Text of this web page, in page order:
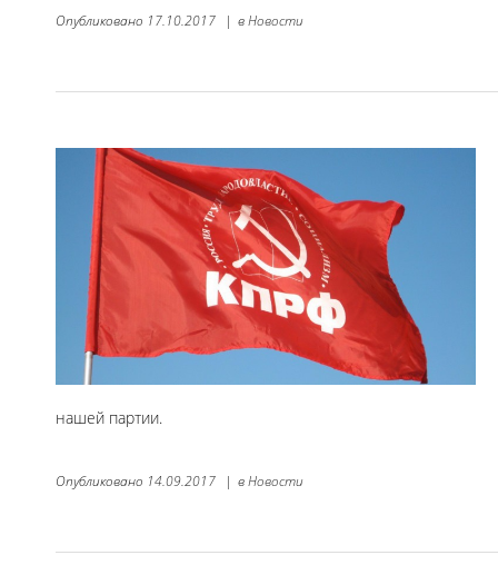
Опубликовано 17.10.2017 | вНовости
нашей партии.
Опубликовано 14.09.2017 | вНовости